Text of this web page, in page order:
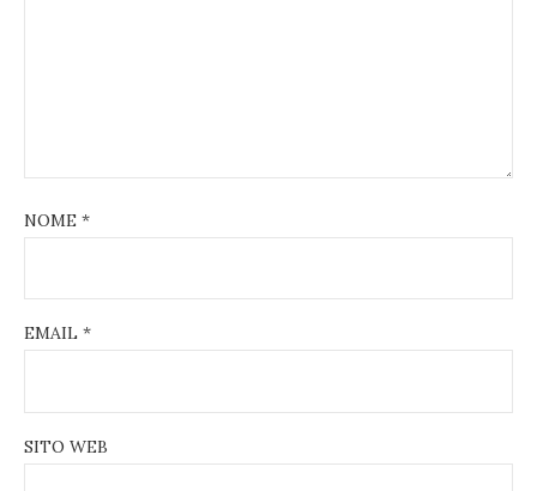
NOME *
EMAIL *
SITO WEB